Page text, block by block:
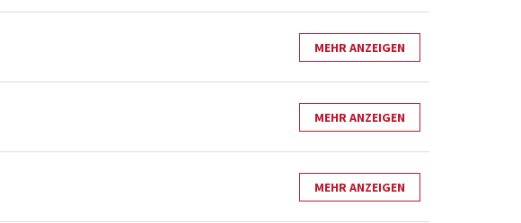
MEHR ANZEIGEN
MEHR ANZEIGEN
MEHR ANZEIGEN